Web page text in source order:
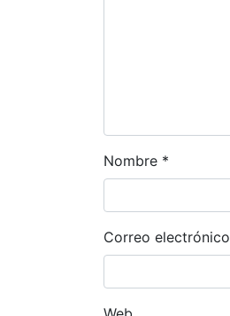
Nombre *
Correo electrónico